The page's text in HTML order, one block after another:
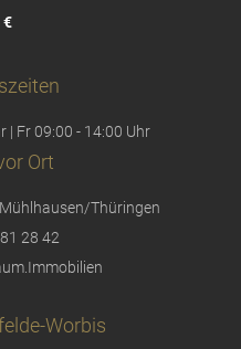
€
| Fr 09:00 - 14:00 Uhr
Ort
Thüringen
28 42
Worbis